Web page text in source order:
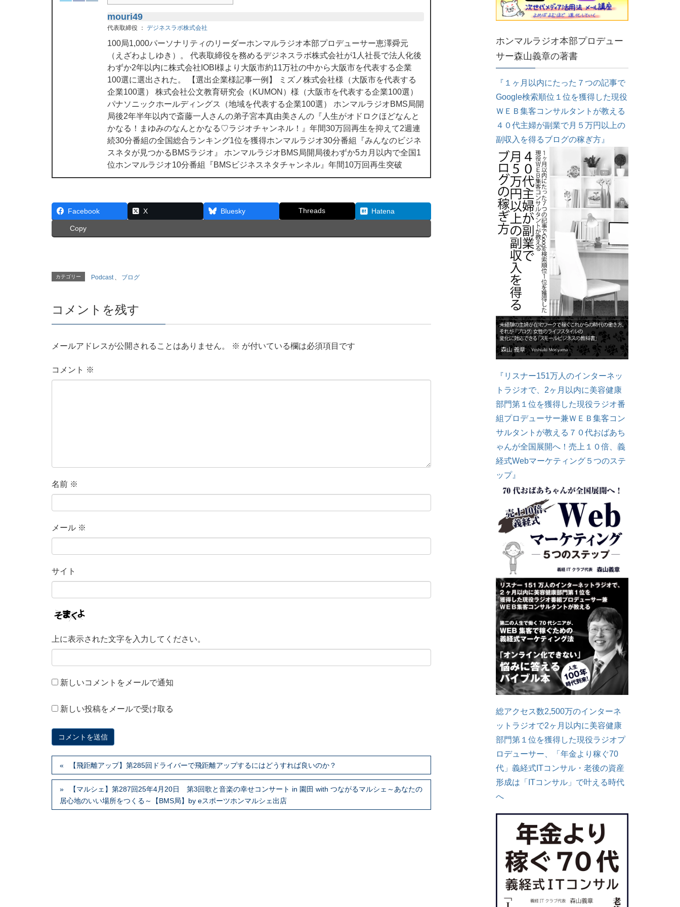
mouri49
代表取締役 ： デジネスラボ株式会社
100局1,000パーソナリティのリーダーホンマルラジオ本部プロデューサー恵澤舜元
（えざわよしゆき）。 代表取締役を務めるデジネスラボ株式会社が1人社長で法人化後
わずか2年以内に株式会社IOBI様より大阪市約11万社の中から大阪市を代表する企業
100選に選出された。 【選出企業様記事一例】 ミズノ株式会社様（大阪市を代表する
企業100選） 株式会社公文教育研究会（KUMON）様（大阪市を代表する企業100選）
パナソニックホールディングス（地域を代表する企業100選） ホンマルラジオBMS局開
局後2年半年以内で斎藤一人さんの弟子宮本真由美さんの『人生がオドロクほどなんと
かなる！まゆみのなんとかなる♡ラジオチャンネル！』年間30万回再生を抑えて2週連
続30分番組の全国総合ランキング1位を獲得ホンマルラジオ30分番組『みんなのビジネ
スネタが見つかるBMSラジオ』 ホンマルラジオBMS局開局後わずか5カ月以内で全国1
位ホンマルラジオ10分番組『BMSビジネスネタチャンネル』年間10万回再生突破
Facebook X Bluesky Threads Hatena
Copy
カテゴリー Podcast 、 ブログ
コメントを残す
メールアドレスが公開されることはありません。 ※ が付いている欄は必須項目です
コメント ※
名前 ※
メール ※
サイト
上に表示された文字を入力してください。
新しいコメントをメールで通知
新しい投稿をメールで受け取る
【飛距離アップ】第285回ドライバーで飛距離アップするにはどうすれば良いのか？
【マルシェ】第287回25年4月20日 第3回歌と音楽の幸せコンサート in 園田 with つながるマルシェ～あなたの
居心地のいい場所をつくる～【BMS局】by eスポーツホンマルシェ出店
ホンマルラジオ本部プロデュー
サー森山義章の著書
『１ヶ月以内にたった７つの記事で
Google検索順位１位を獲得した現役
ＷＥＢ集客コンサルタントが教える
４０代主婦が副業で月５万円以上の
副収入を得るブログの稼ぎ方』
『リスナー151万人のインターネッ
トラジオで、2ヶ月以内に美容健康
部門第１位を獲得した現役ラジオ番
組プロデューサー兼ＷＥＢ集客コン
サルタントが教える７０代おばあち
ゃんが全国展開へ！売上１０倍、義
経式Webマーケティング５つのステ
ップ』
総アクセス数2,500万のインターネ
ットラジオで2ヶ月以内に美容健康
部門第１位を獲得した現役ラジオプ
ロデューサー、「年金より稼ぐ70
代」義経式ITコンサル・老後の資産
形成は「ITコンサル」で叶える時代
へ